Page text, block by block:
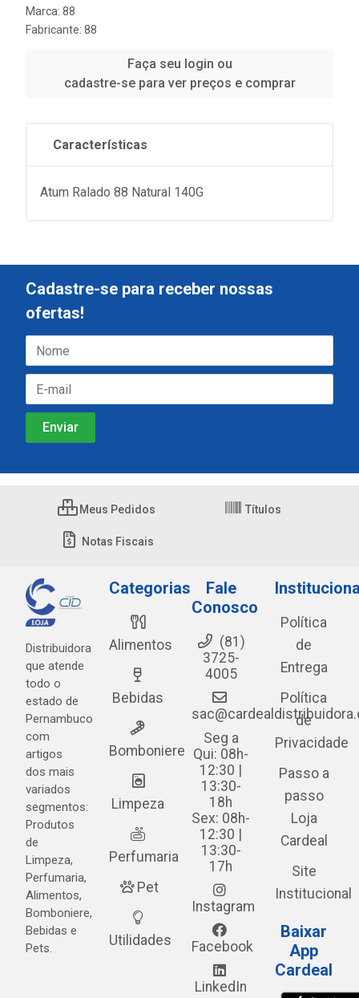
Marca: 88
Fabricante: 88
Faça seu login ou
cadastre-se para ver preços e comprar
Características
Atum Ralado 88 Natural 140G
Cadastre-se para receber nossas
ofertas!
Meus Pedidos Títulos
Notas Fiscais
Distribuidora
que atende
todo o
estado de
Pernambuco
com
artigos
dos mais
variados
segmentos:
Produtos
de
Limpeza,
Perfumaria,
Alimentos,
Bomboniere,
Bebidas e
Pets.
Categorias
Alimentos
Bebidas
Bomboniere
Limpeza
Perfumaria
Pet
Utilidades
Fale
Conosco
(81)
3725-
4005
Seg a
Qui: 08h-
12:30 |
13:30-
18h
Sex: 08h-
12:30 |
13:30-
17h
Instagram
Facebook
LinkedIn
Política
de
Entrega
Política
de
Privacidade
Passo a
passo
Loja
Cardeal
Site
Institucional
Baixar
App
Cardeal